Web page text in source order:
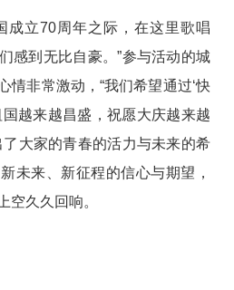
成立70周年之际，在这里歌唱
感到无比自豪。”参与活动的城
情非常激动，“我们希望通过‘快
越来越昌盛，祝愿大庆越来越
了大家的青春的活力与未来的希
未来、新征程的信心与期望，
空久久回响。